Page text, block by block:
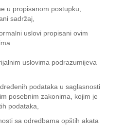
u propisanom postupku,
sadržaj,
uslovi propisani ovim
uslovima podrazumijeva
podataka u saglasnosti
posebnim zakonima, kojim je
podataka,
sa odredbama opštih akata